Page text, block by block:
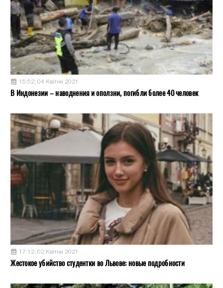
15:52, 04 Квітня 2021
В Индонезии – наводнения и оползни, погибли более 40 человек
17:12, 02 Квітня 2021
Жестокое убийство студентки во Львове: новые подробности